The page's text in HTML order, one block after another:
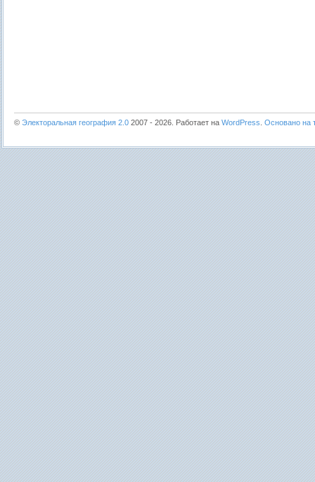
© Электоральная география 2.0 2007 - 2026. Работает на WordPress Основано на